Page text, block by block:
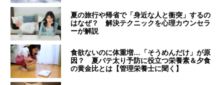
夏の旅行や帰省で「身近な人と衝突」するの
はなぜ？ 解決テクニックを心理カウンセラ
ーが解説
食欲ないのに体重増…「そうめんだけ」が原
因？ 夏バテ太り予防に役立つ栄養素＆夕食
の黄金比とは【管理栄養士に聞く】